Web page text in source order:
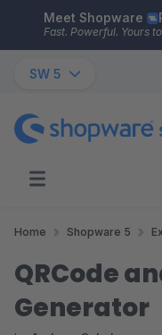
Skip to main content
Meet Shopware
Fast. Powerful. Yours
SW 5
Home Shopware 5
QRCode
Generator